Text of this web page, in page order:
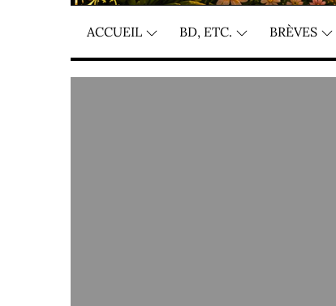
ACCUEIL BD, ETC. BRÈVES